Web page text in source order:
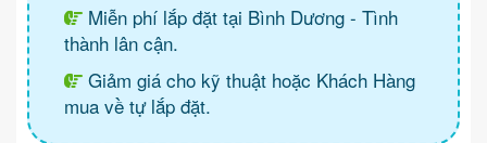
Miễn phí lắp đặt tại Bình Dương - Tình
thành lân cận.
Giảm giá cho kỹ thuật hoặc Khách Hàng
mua về tự lắp đặt.